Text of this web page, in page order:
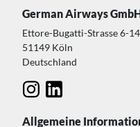
German Airways
Ettore-Bugatti-Strasse 6-14
51149 Köln
Deutschland
Allgemeine